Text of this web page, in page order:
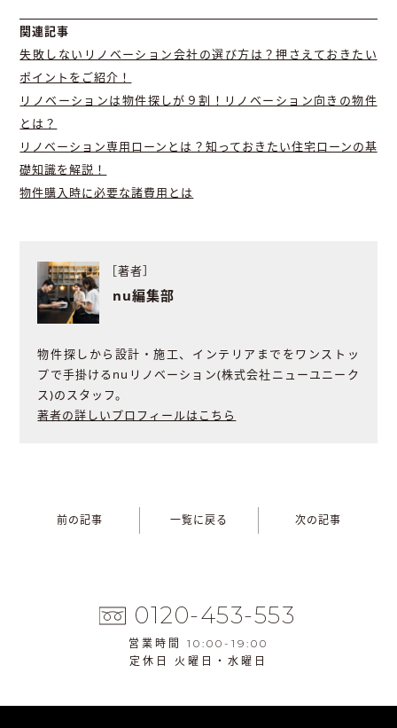
関連記事
失敗しないリノベーション会社の選び方は？押さえておきたい
ポイントをご紹介！
リノベーションは物件探しが９割！リノベーション向きの物件
とは？
リノベーション専用ローンとは？知っておきたい住宅ローンの基
礎知識を解説！
物件購入時に必要な諸費用とは
［著者］
nu編集部
物件探しから設計・施工、インテリアまでをワンストッ
プで手掛けるnuリノベーション(株式会社ニューユニーク
ス)のスタッフ。
著者の詳しいプロフィールはこちら
前の記事 一覧に戻る 次の記事
0120-453-553
営業時間 10:00-19:00
定休日 火曜日・水曜日